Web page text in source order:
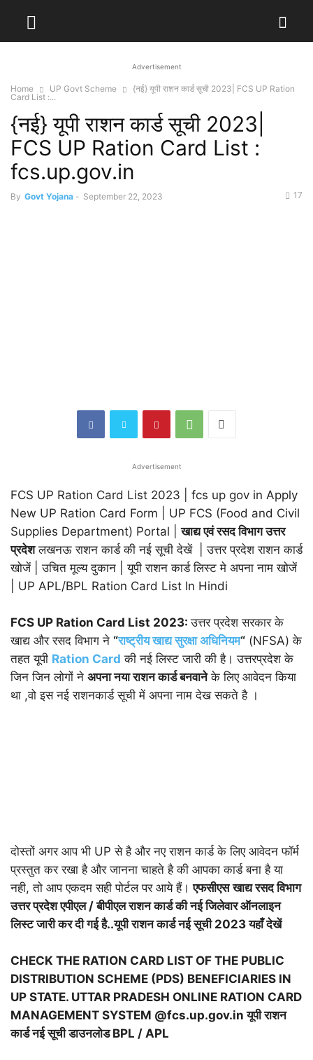
Advertisement
Home UP Govt Scheme
{नई} यूपी राशन कार्ड सूची 2023| FCS UP Ration
Card List :...
{नई} यूपी राशन कार्ड सूची 2023|
FCS UP Ration Card List :
fcs.up.gov.in
By Govt Yojana - September 22, 2023 17
Advertisement
FCS UP Ration Card List 2023 | fcs up gov in Apply
New UP Ration Card Form | UP FCS (Food and Civil
Supplies Department) Portal |खाद्य एवं रसद विभाग उत्तर
प्रदेशलखनऊ राशन कार्ड की नई सूची देखें | उत्तर प्रदेश राशन कार्ड
खोजें | उचित मूल्य दुकान | यूपी राशन कार्ड लिस्ट मे अपना नाम खोजें
| UP APL/BPL Ration Card List In Hindi
FCS UP Ration Card List 2023:उत्तर प्रदेश सरकार के
खाद्य और रसद विभाग ने “राष्ट्रीय खाद्य सुरक्षा अधिनियम“ (NFSA)के
तहत यूपी Ration Card की नई लिस्ट जारी की है। उत्तरप्रदेश के
जिन जिन लोगों ने अपना नया राशन कार्ड बनवानेके लिए आवेदन किया
था ,वो इस नई राशनकार्ड सूची में अपना नाम देख सकते है ।
दोस्तों अगरआप भी UP से है और नए राशन कार्ड के लिए आवेदन फॉर्म
प्रस्तुत कर रखा है और जानना चाहते है की आपका कार्ड बना है या
नही, तो आप एकदम सही पोर्टल पर आये हैं।एफसीएस खाद्य रसद विभाग
उत्तर प्रदेश एपीएल / बीपीएल राशन कार्ड की नई जिलेवार ऑनलाइन
लिस्ट जारी कर दी गई है..यूपी राशन कार्ड नई सूची 2023 यहाँ देखें
CHECK THE RATION CARD LIST OF THE PUBLIC
DISTRIBUTION SCHEME (PDS) BENEFICIARIES IN
UP STATE. UTTAR PRADESH ONLINE RATION CARD
MANAGEMENT SYSTEM @fcs.up.gov.in यूपी राशन
कार्ड नई सूची डाउनलोड BPL / APL